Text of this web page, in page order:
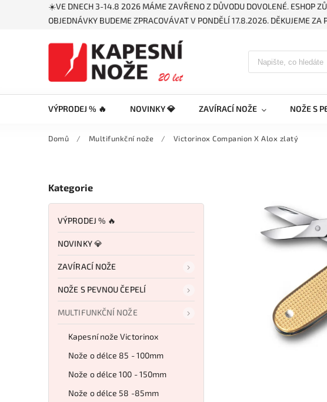
☀️VE DNECH 3-14.8 2026 MÁME ZAVŘENO Z DŮVODU DOVOLENÉ. ESHOP
OBJEDNÁVKY BUDEME ZPRACOVÁVAT V PONDĚLÍ 17.8.2026. DĚKUJEME ZA
VÝPRODEJ % 🔥 NOVINKY 💎 ZAVÍRACÍ NOŽE NOŽE S
Domů / Multifunkční nože / Victorinox Companion X Alox zlatý
Kategorie
VÝPRODEJ % 🔥
NOVINKY 💎
ZAVÍRACÍ NOŽE
NOŽE S PEVNOU ČEPELÍ
MULTIFUNKČNÍ NOŽE
Kapesní nože Victorinox
Nože o délce 85 - 100mm
Nože o délce 100 - 150mm
Nože o délce 58 -85mm